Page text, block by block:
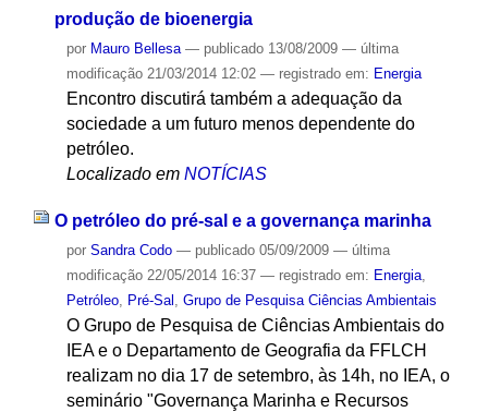
produção de bioenergia
por Mauro Bellesa — publicado13/08/2009 — última
modificação21/03/2014 12:02 — registrado em: Energia
Encontro discutirá também a adequação da
sociedade a um futuro menos dependente do
petróleo.
Localizado em NOTÍCIAS
O petróleo do pré-sal e a governança marinha
por Sandra Codo — publicado05/09/2009 — última
modificação22/05/2014 16:37 — registrado em: Energia,
Petróleo, Pré-Sal , Grupo de Pesquisa Ciências Ambientais
O Grupo de Pesquisa de Ciências Ambientais do
IEA e o Departamento de Geografia da FFLCH
realizam no dia 17 de setembro, às 14h, no IEA, o
seminário "Governança Marinha e Recursos